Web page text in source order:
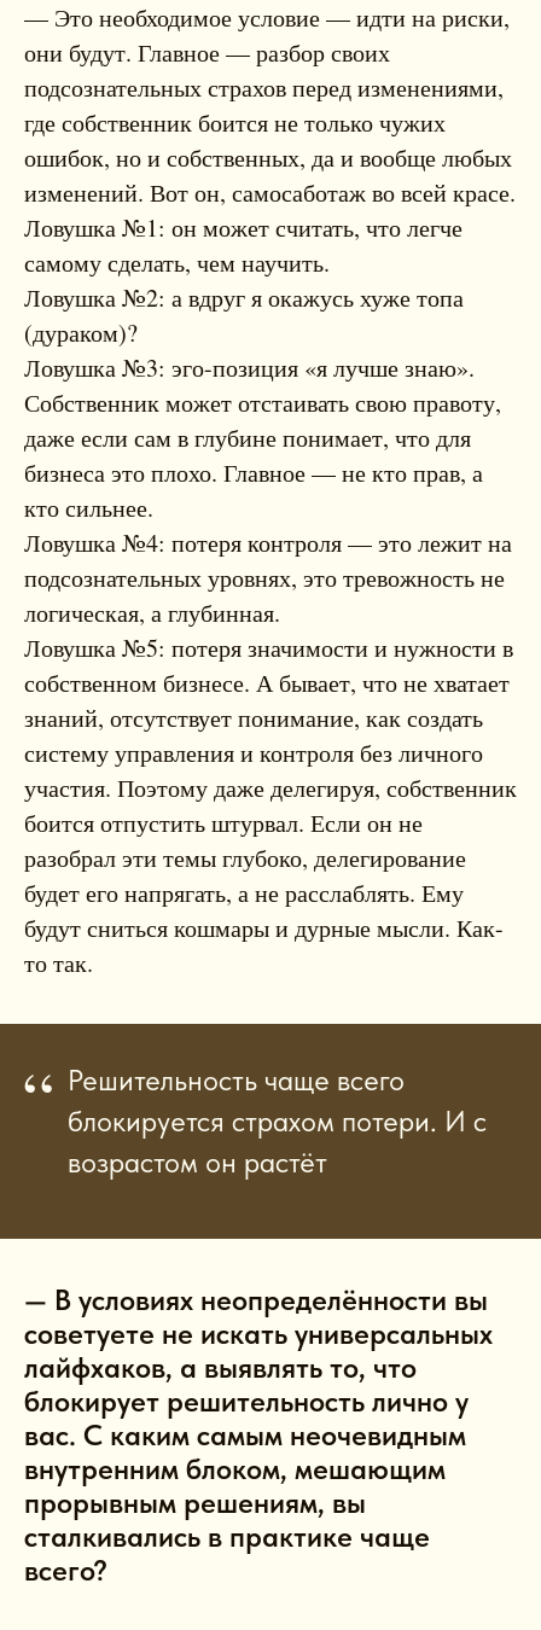
— Это необходимое условие — идти на риски,
они будут. Главное — разбор своих
подсознательных страхов перед изменениями,
где собственник боится не только чужих
ошибок, но и собственных, да и вообще любых
изменений. Вот он, самосаботаж во всей красе.
Ловушка №1: он может считать, что легче
самому сделать, чем научить.
Ловушка №2: а вдруг я окажусь хуже топа
(дураком)?
Ловушка №3: эго-позиция «я лучше знаю».
Собственник может отстаивать свою правоту,
даже если сам в глубине понимает, что для
бизнеса это плохо. Главное — не кто прав, а
кто сильнее.
Ловушка №4: потеря контроля — это лежит на
подсознательных уровнях, это тревожность не
логическая, а глубинная.
Ловушка №5: потеря значимости и нужности в
собственном бизнесе. А бывает, что не хватает
знаний, отсутствует понимание, как создать
систему управления и контроля без личного
участия. Поэтому даже делегируя, собственник
боится отпустить штурвал. Если он не
разобрал эти темы глубоко, делегирование
будет его напрягать, а не расслаблять. Ему
будут сниться кошмары и дурные мысли. Как-
то так.
“ Решительность чаще всего
блокируется страхом потери. И с
возрастом он растёт
— В условиях неопределённости вы
советуете не искать универсальных
лайфхаков, а выявлять то, что
блокирует решительность лично у
вас. С каким самым неочевидным
внутренним блоком, мешающим
прорывным решениям, вы
сталкивались в практике чаще
всего?